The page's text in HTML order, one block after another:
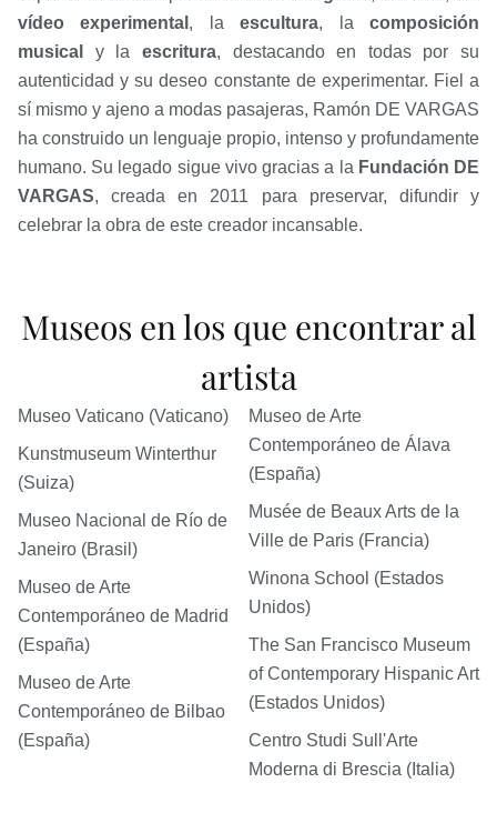
vídeo experimental , laescultura, lacomposición
musical
y la escritura, destacando en todas por su
autenticidad y su deseo constante de experimentar. Fiel a
sí mismo y ajeno a modas pasajeras, Ramón DE VARGAS
ha construido un lenguaje propio, intenso y profundamente
humano. Su legado sigue vivo gracias a la Fundación DE
VARGAS, creada en 2011 para preservar, difundir y
celebrar la obra de este creador incansable.
Museos en los que encontrar al
artista
Museo Vaticano (Vaticano)
Kunstmuseum Winterthur
(Suiza)
Museo Nacional de Río de
Janeiro (Brasil)
Museo de Arte
Contemporáneo de Madrid
(España)
Museo de Arte
Contemporáneo de Bilbao
(España)
Museo de Arte
Contemporáneo de Álava
(España)
Musée de Beaux Arts de la
Ville de Paris (Francia)
Winona School (Estados
Unidos)
The San Francisco Museum
of Contemporary Hispanic Art
(Estados Unidos)
Centro Studi Sull'Arte
Moderna di Brescia (Italia)